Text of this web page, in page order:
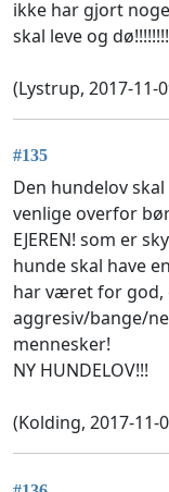
ikke har gjort
skal leve og
(Lystrup, 2017-11-
#135
Den hundelov
venlige overfor
EJEREN! som er
hunde skal have
har været for god,
aggresiv/bange/
mennesker!
NY HUNDELOV!!!
(Kolding, 2017-11-